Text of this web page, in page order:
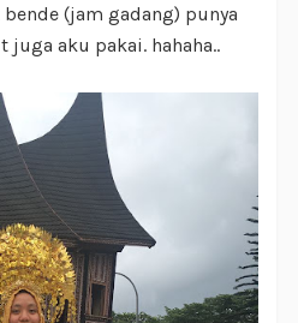
(jam gadang) punya
juga aku pakai. hahaha..